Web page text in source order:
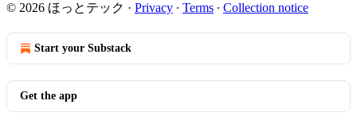
© 2026 ほっとテック · Privacy ∙ Terms ∙ Collection notice
Start your Substack
Get the app